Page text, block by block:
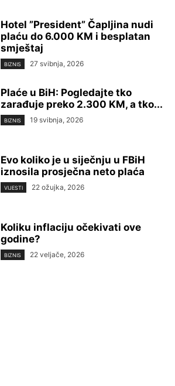
Hotel ”President” Čapljina nudi
plaću do 6.000 KM i besplatan
smještaj
BIZNIS 27 svibnja, 2026
Plaće u BiH: Pogledajte tko
zarađuje preko 2.300 KM, a tko...
BIZNIS 19 svibnja, 2026
Evo koliko je u siječnju u FBiH
iznosila prosječna neto plaća
VIJESTI 22 ožujka, 2026
Koliku inflaciju očekivati ove
godine?
BIZNIS 22 veljače, 2026